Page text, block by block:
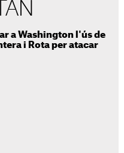
a Washington l'ús de
i Rota per atacar